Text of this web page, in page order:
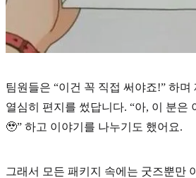
팀원들은 “이건 꼭 직접 써야죠!” 하며
열심히 편지를 썼답니다. “아, 이 분은
🥹” 하고 이야기를 나누기도 했어요.
그래서 모든 패키지 속에는 굿즈뿐만